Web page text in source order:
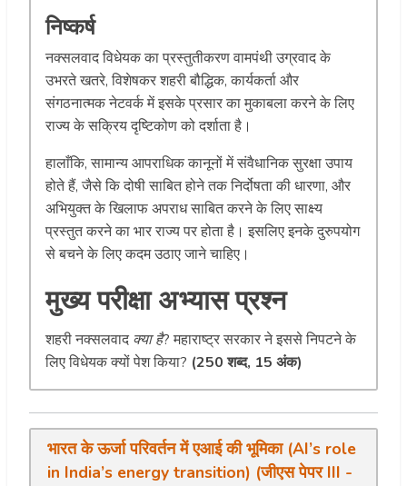
निष्कर्ष
नक्सलवाद विधेयक का प्रस्तुतीकरण वामपंथी उग्रवाद के
उभरते खतरे, विशेषकर शहरी बौद्धिक, कार्यकर्ता और
संगठनात्मक नेटवर्क में इसके प्रसार का मुकाबला करने के लिए
राज्य के सक्रिय दृष्टिकोण को दर्शाता है।
हालाँकि, सामान्य आपराधिक कानूनों में संवैधानिक सुरक्षा उपाय
होते हैं, जैसे कि दोषी साबित होने तक निर्दोषता की धारणा, और
अभियुक्त के खिलाफ अपराध साबित करने के लिए साक्ष्य
प्रस्तुत करने का भार राज्य पर होता है। इसलिए इनके दुरुपयोग
से बचने के लिए कदम उठाए जाने चाहिए।
मुख्य परीक्षा अभ्यास प्रश्न
शहरी नक्सलवादक्या है? महाराष्ट्र सरकार ने इससे निपटने के
लिए विधेयक क्यों पेश किया? (250 शब्द, 15 अंक)
भारत के ऊर्जा परिवर्तन में एआई की भूमिका (AI’s role
in India’s energy transition) (जीएस पेपर III -